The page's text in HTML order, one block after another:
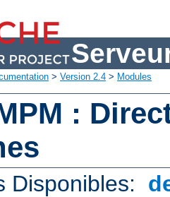
> Version 2.4 > Modules
:
Disponibles: